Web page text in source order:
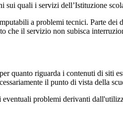
quali i servizi dell’Istituzione
a problemi tecnici. Parte
che il servizio non subisca
quanto riguarda i contenuti di siti
il punto di vista della
problemi derivanti